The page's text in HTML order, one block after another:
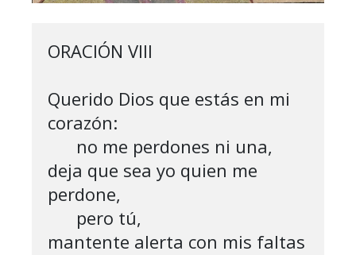
ORACIÓN VIII
Querido Dios que estás en mi
corazón:
deja que sea yo quien me
perdone,
mantente alerta con mis faltas